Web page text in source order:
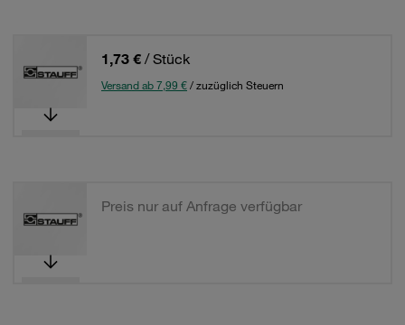
1,73 € / Stück
Versand ab 7,99 €/ zuzüglich Steuern
Preis nur auf Anfrage verfügbar